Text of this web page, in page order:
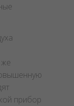
же
прибор